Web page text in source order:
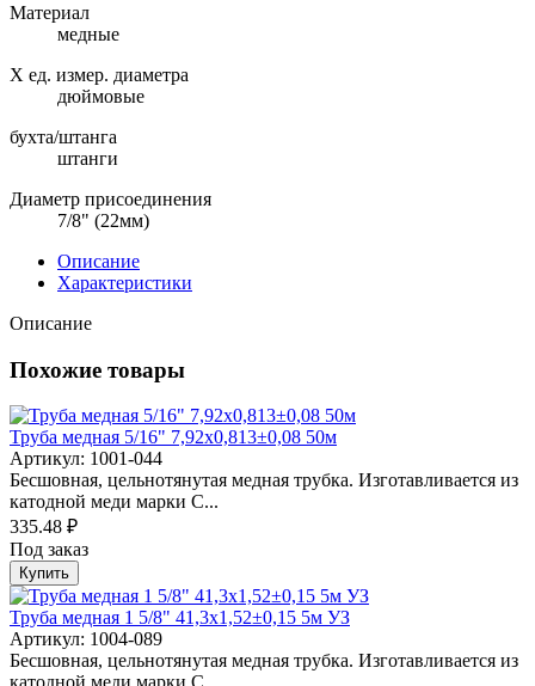
Материал
медные
Х ед. измер. диаметра
дюймовые
бухта/штанга
штанги
Диаметр присоединения
7/8" (22мм)
Описание
Характеристики
Описание
Похожие товары
Труба медная 5/16" 7,92х0,813±0,08 50м
Артикул: 1001-044
Бесшовная, цельнотянутая медная трубка. Изготавливается из
катодной меди марки C...
335.48 ₽
Под заказ
Купить
Труба медная 1 5/8" 41,3х1,52±0,15 5м УЗ
Артикул: 1004-089
Бесшовная, цельнотянутая медная трубка. Изготавливается из